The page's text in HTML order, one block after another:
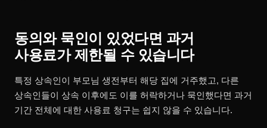
동의와 묵인이 있었다면 과거
사용료가 제한될 수 있습니다
특정 상속인이 부모님 생전부터 해당 집에 거주했고, 다른
상속인들이 상속 이후에도 이를 허락하거나 묵인했다면 과거
기간 전체에 대한 사용료 청구는 쉽지 않을 수 있습니다.